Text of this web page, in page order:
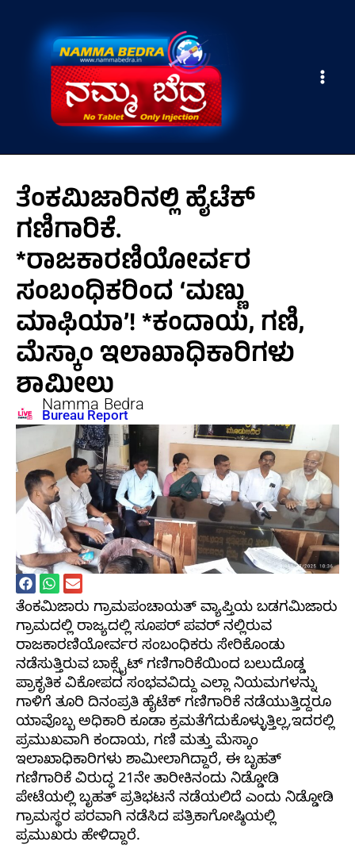
ತೆಂಕಮಿಜಾರಿನಲ್ಲಿ ಹೈಟೆಕ್
ಗಣಿಗಾರಿಕೆ.
*ರಾಜಕಾರಣಿಯೋರ್ವರ
ಸಂಬಂಧಿಕರಿಂದ ‘ಮಣ್ಣು
ಮಾಫಿಯಾ’! *ಕಂದಾಯ, ಗಣಿ,
ಮೆಸ್ಕಾಂ ಇಲಾಖಾಧಿಕಾರಿಗಳು
ಶಾಮೀಲು
Namma Bedra
Bureau Report
ತೆಂಕಮಿಜಾರು ಗ್ರಾಮಪಂಚಾಯತ್ ವ್ಯಾಪ್ತಿಯ ಬಡಗಮಿಜಾರು
ಗ್ರಾಮದಲ್ಲಿ ರಾಜ್ಯದಲ್ಲಿ ಸೂಪರ್ ಪವರ್ ನಲ್ಲಿರುವ
ರಾಜಕಾರಣಿಯೋರ್ವರ ಸಂಬಂಧಿಕರು ಸೇರಿಕೊಂಡು
ನಡೆಸುತ್ತಿರುವ ಬಾಕ್ಸೈಟ್ ಗಣಿಗಾರಿಕೆಯಿಂದ ಬಲುದೊಡ್ಡ
ಪ್ರಾಕೃತಿಕ ವಿಕೋಪದ ಸಂಭವವಿದ್ದು ಎಲ್ಲಾ ನಿಯಮಗಳನ್ನು
ಗಾಳಿಗೆ ತೂರಿ ದಿನಂಪ್ರತಿ ಹೈಟೆಕ್ ಗಣಿಗಾರಿಕೆ ನಡೆಯುತ್ತಿದ್ದರೂ
ಯಾವೊಬ್ಬ ಅಧಿಕಾರಿ ಕೂಡಾ ಕ್ರಮತೆಗೆದುಕೊಳ್ಳುತ್ತಿಲ್ಲ,ಇದರಲ್ಲಿ
ಪ್ರಮುಖವಾಗಿ ಕಂದಾಯ, ಗಣಿ ಮತ್ತು ಮೆಸ್ಕಾಂ
ಇಲಾಖಾಧಿಕಾರಿಗಳು ಶಾಮೀಲಾಗಿದ್ದಾರೆ, ಈ ಬೃಹತ್
ಗಣಿಗಾರಿಕೆ ವಿರುದ್ಧ 21ನೇ ತಾರೀಕಿನಂದು ನಿಡ್ಡೋಡಿ
ಪೇಟೆಯಲ್ಲಿ ಬೃಹತ್ ಪ್ರತಿಭಟನೆ ನಡೆಯಲಿದೆ ಎಂದು ನಿಡ್ಡೋಡಿ
ಗ್ರಾಮಸ್ಥರ ಪರವಾಗಿ ನಡೆಸಿದ ಪತ್ರಿಕಾಗೋಷ್ಠಿಯಲ್ಲಿ
ಪ್ರಮುಖರು ಹೇಳಿದ್ದಾರೆ.